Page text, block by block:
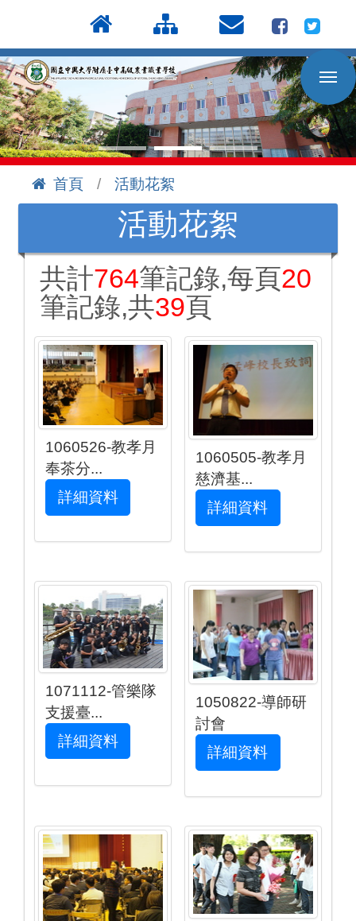
到
主
要
內
容
區
首頁
活動花絮
活動花絮
共計764筆記錄,每頁20
筆記錄,共39頁
1060526-教孝月
奉茶分...
詳細資料
1060505-教孝月
慈濟基...
詳細資料
1071112-管樂隊
支援臺...
詳細資料
1050822-導師研
討會
詳細資料